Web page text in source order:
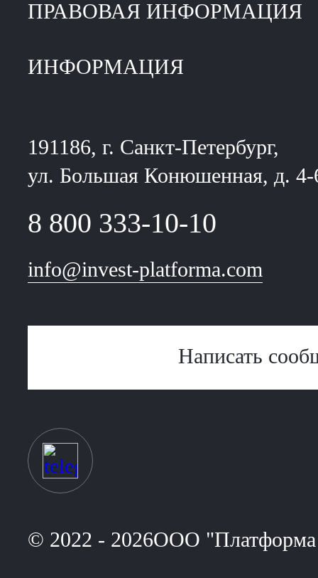
ПРАВОВАЯ ИНФОРМАЦИЯ
ИНФОРМАЦИЯ
191186, г. Санкт-Петербург,
ул. Большая Конюшенная, д.
8 800 333-10-10
info@invest-platforma.com
Написать
© 2022 - 2026ООО "Платформа